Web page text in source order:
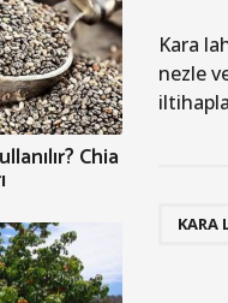
Kara
nezle
KARA
Chia